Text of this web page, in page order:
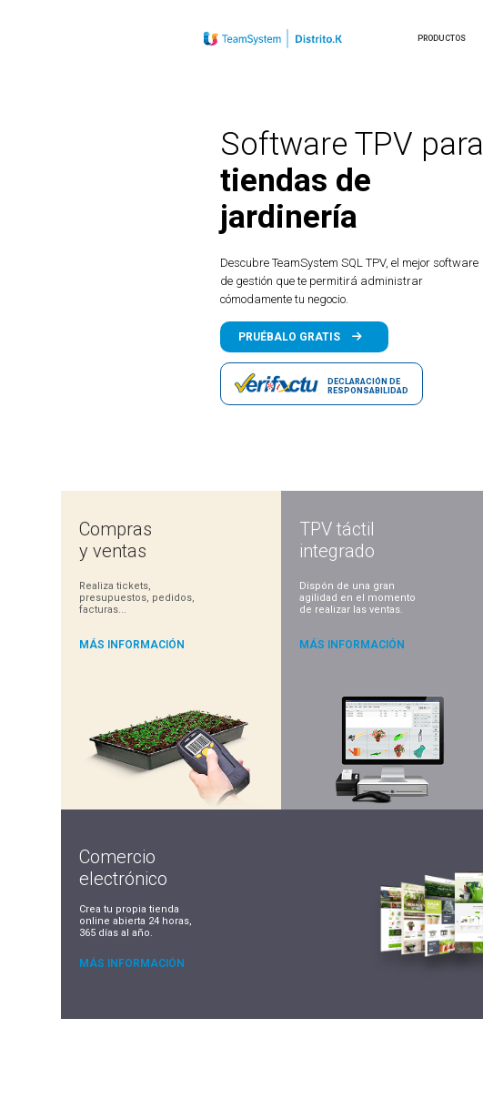
PRODUCTOS
Software TPV para
tiendas de
jardinería
Descubre TeamSystem SQL TPV, el mejor software
de gestión que te permitirá administrar
cómodamente tu negocio.
PRUÉBALO GRATIS
DECLARACIÓN DE
RESPONSABILIDAD
Compras
y ventas
Realiza tickets,
presupuestos, pedidos,
facturas...
MÁS INFORMACIÓN
TPV táctil
integrado
Dispón de una gran
agilidad en el momento
de realizar las ventas.
MÁS INFORMACIÓN
Comercio
electrónico
Crea tu propia tienda
online abierta 24 horas,
365 días al año.
MÁS INFORMACIÓN